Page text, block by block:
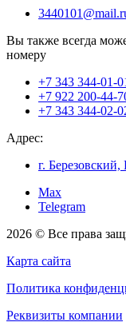
Вы также всегда
номеру
+7 343 344-01-
+7 922 200-44-
+7 343 344-02-
Адрес:
г.
Max
Telegram
2026 © Все права
Карта сайта
Политика
Реквизиты компании